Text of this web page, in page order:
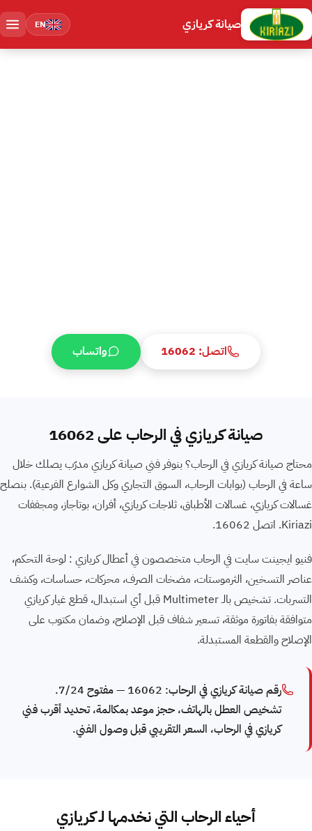
صيانة كريازي EN
اتصل: 16062 واتساب
صيانة كريازي في الرحاب على 16062
محتاج صيانة كريازي في الرحاب؟ بنوفر فني صيانة كريازي مدرّب يصلك خلال
ساعة في الرحاب (بوابات الرحاب، السوق التجاري وكل الشوارع الفرعية). بنصلح
غسالات كريازي، غسالات الأطباق، ثلاجات كريازي، أفران، بوتاجاز، ومجففات
Kiriazi. اتصل 16062.
فنيو ايجينت سايت في الرحاب متخصصون في أعطال كريازي : لوحة التحكم،
عناصر التسخين، الثرموستات، مضخات الصرف، محركات، حساسات، وكشف
التسربات. تشخيص بالـ Multimeter قبل أي استبدال، قطع غيار كريازي
متوافقة بفاتورة موثقة، تسعير شفاف قبل الإصلاح، وضمان مكتوب على
الإصلاح والقطعة المستبدلة.
رقم صيانة كريازي في الرحاب: 16062 — مفتوح 7/24.
تشخيص العطل بالهاتف، حجز موعد بمكالمة، تحديد أقرب فني
كريازي في الرحاب، السعر التقريبي قبل وصول الفني.
أحياء الرحاب التي نخدمها لـ كريازي